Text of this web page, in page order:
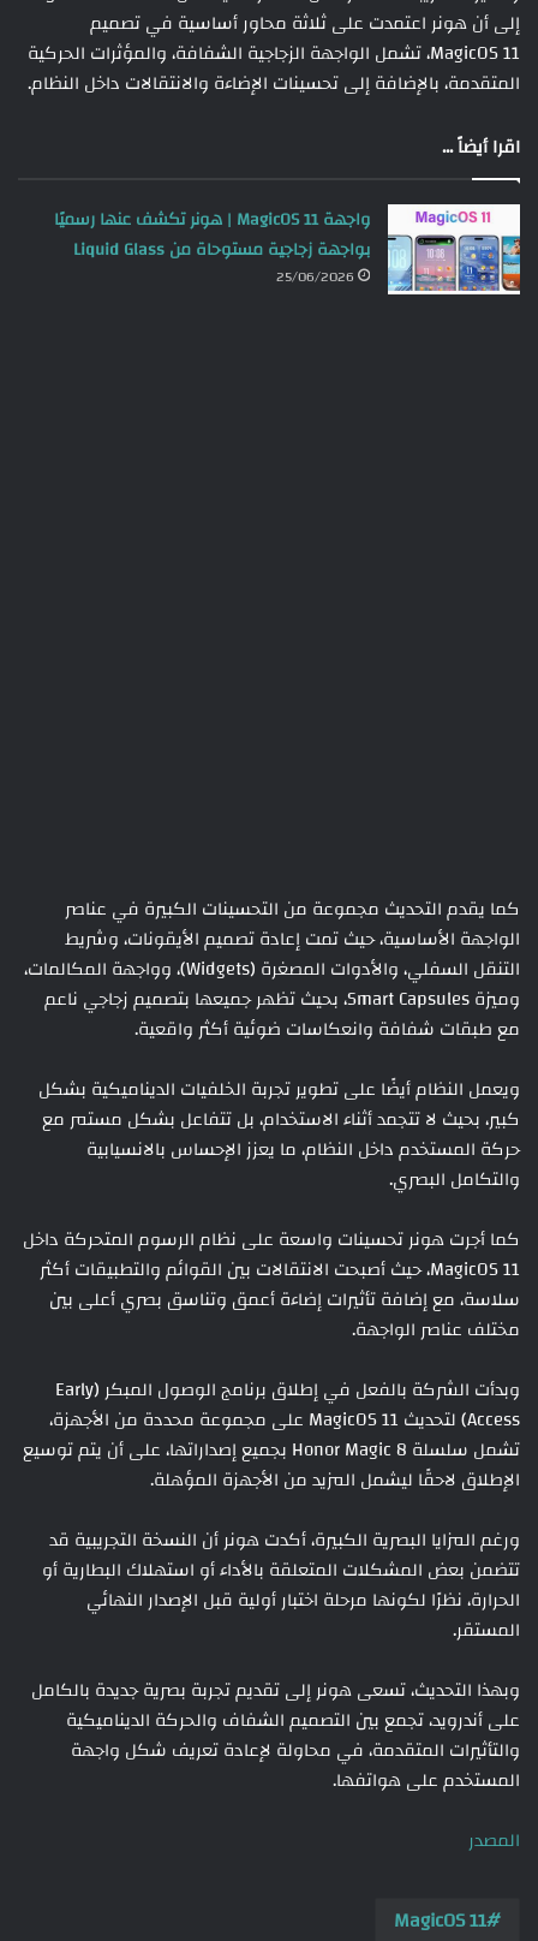
إلى أن هونر اعتمدت على ثلاثة محاور أساسية في تصميم
MagicOS 11، تشمل الواجهة الزجاجية الشفافة، والمؤثرات الحركية
المتقدمة، بالإضافة إلى تحسينات الإضاءة والانتقالات داخل النظام.
اقرا أيضاً ...
واجهة MagicOS 11 | هونر تكشف عنها رسميًا
بواجهة زجاجية مستوحاة من Liquid Glass
25/06/2026
كما يقدم التحديث مجموعة من التحسينات الكبيرة في عناصر
الواجهة الأساسية، حيث تمت إعادة تصميم الأيقونات، وشريط
التنقل السفلي، والأدوات المصغرة (Widgets)، وواجهة المكالمات،
وميزة Smart Capsules، بحيث تظهر جميعها بتصميم زجاجي ناعم
مع طبقات شفافة وانعكاسات ضوئية أكثر واقعية.
ويعمل النظام أيضًا على تطوير تجربة الخلفيات الديناميكية بشكل
كبير، بحيث لا تتجمد أثناء الاستخدام، بل تتفاعل بشكل مستمر مع
حركة المستخدم داخل النظام، ما يعزز الإحساس بالانسيابية
والتكامل البصري.
كما أجرت هونر تحسينات واسعة على نظام الرسوم المتحركة داخل
MagicOS 11، حيث أصبحت الانتقالات بين القوائم والتطبيقات أكثر
سلاسة، مع إضافة تأثيرات إضاءة أعمق وتناسق بصري أعلى بين
مختلف عناصر الواجهة.
وبدأت الشركة بالفعل في إطلاق برنامج الوصول المبكر (Early
Access) لتحديث MagicOS 11 على مجموعة محددة من الأجهزة،
تشمل سلسلة Honor Magic 8 بجميع إصداراتها، على أن يتم توسيع
الإطلاق لاحقًا ليشمل المزيد من الأجهزة المؤهلة.
ورغم المزايا البصرية الكبيرة، أكدت هونر أن النسخة التجريبية قد
تتضمن بعض المشكلات المتعلقة بالأداء أو استهلاك البطارية أو
الحرارة، نظرًا لكونها مرحلة اختبار أولية قبل الإصدار النهائي
المستقر.
وبهذا التحديث، تسعى هونر إلى تقديم تجربة بصرية جديدة بالكامل
على أندرويد، تجمع بين التصميم الشفاف والحركة الديناميكية
والتأثيرات المتقدمة، في محاولة لإعادة تعريف شكل واجهة
المستخدم على هواتفها.
المصدر
MagicOS 11